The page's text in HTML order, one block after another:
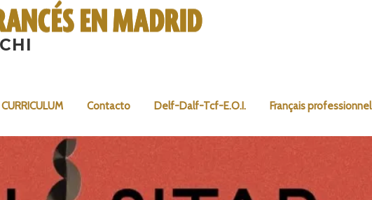
CURRICULUM Contacto Delf-Dalf-Tcf-E.O.I. Français professionnel